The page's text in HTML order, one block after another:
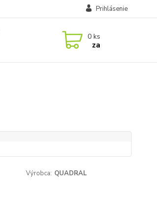
Prihlásenie
0 ks
za
Výrobca: QUADRAL